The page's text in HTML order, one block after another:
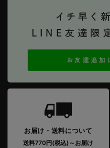
お届け・送料について
送料770円(税込)～お届け